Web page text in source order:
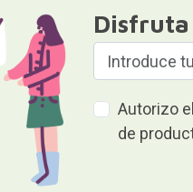
Autorizo
de